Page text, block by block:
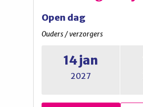
Informatieavond
Open dag
Ouders / verzorgers
14 jan
2027